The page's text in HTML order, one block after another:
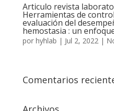
Articulo revista
Herramientas de
evaluación del
hemostasia : un
por hyhlab | Jul 2, 2022 |
Comentarios